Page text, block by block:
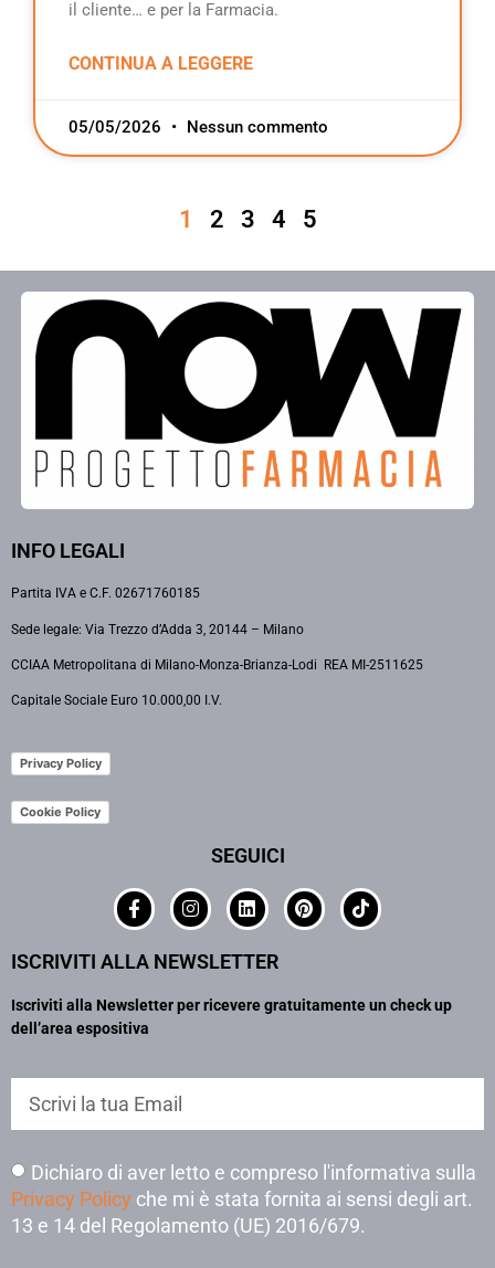
il cliente… e per la Farmacia.
CONTINUA A LEGGERE
05/05/2026 Nessun commento
1 2 3 4 5
INFO LEGALI
Partita IVA e C.F. 02671760185
Sede legale: Via Trezzo d’Adda 3, 20144 – Milano
CCIAA Metropolitana di Milano-Monza-Brianza-Lodi REA MI-2511625
Capitale Sociale Euro 10.000,00 I.V.
Privacy Policy
Cookie Policy
SEGUICI
ISCRIVITI ALLA NEWSLETTER
Iscriviti alla Newsletter per ricevere gratuitamente un check up
dell’area espositiva
Dichiaro di aver letto e compreso l'informativa sulla
Privacy Policy che mi è stata fornita ai sensi degli art.
13 e 14 del Regolamento (UE) 2016/679.